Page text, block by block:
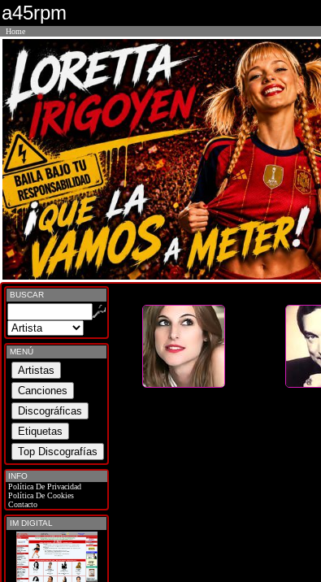
a45rpm
Home
BUSCAR
MENÚ
INFO
Política De Privacidad
Política De Cookies
Contacto
IM DIGITAL